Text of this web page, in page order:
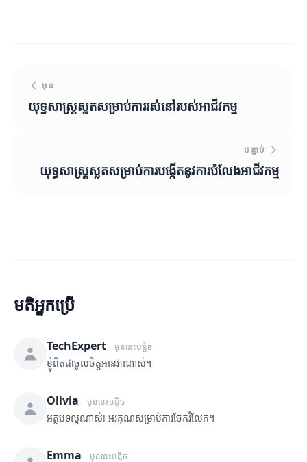
មុន
យុទ្ធសាស្ត្រស្លតសម្រាប់ការរស់នៅរបស់អាជីវកម្ម
បន្ទាប់
យុទ្ធសាស្ត្រស្លតសម្រាប់ការបង្កើតនូវការបំលែងអាជីវកម្ម
មតិអ្នកប្រើ
TechExpert មុននេះបន្តិច
ខ្ញុំពិតជាចូលចិត្តអានវាណាស់។
Olivia មុននេះបន្តិច
អត្ថបទល្អណាស់! អរគុណសម្រាប់ការចែករំលែក។
Emma មុននេះបន្តិច